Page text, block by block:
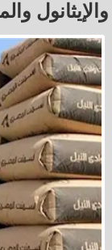
والإيثانول